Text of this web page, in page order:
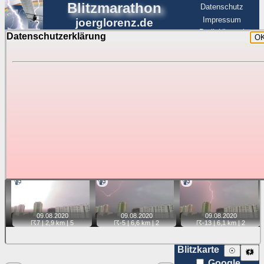
Datenschutzerklärung
Blitzmarathon
joerglorenz.de
Datenschutz
Impressum
BerlinHimmel
Blitzmarathon
Luftfahrt
📹
09.08. 2020
☈7| 2,9 km |5
📹
09.08. 2020
☈-5| 6,6 km |2
📹
09.08. 2020
☈-13| 6,1 km |2
Blitzkarte 🗱
☉